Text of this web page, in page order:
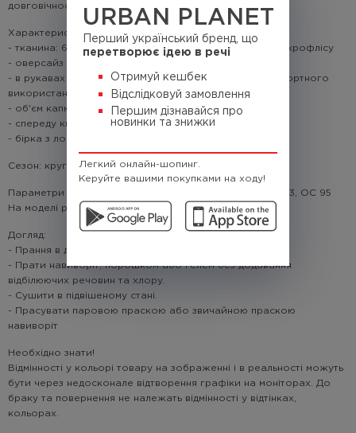
URBAN PLANET
Перший український бренд, що
перетворює ідею в речі
Отримуй кешбек
Відслідковуй замовлення
Першим дізнавайся про
новинки та знижки
Легкий онлайн-шопинг.
Керуйте вашими покупками на ходу!
довговічності і надання особливої форми виробу
Характеристики:
- тканина: 65% бавовна, 35% поліестер, 450г/м2 без мікрофлісу
- оверсайз крій
- в рукавах та знизу худі еластичний манжет для комфортного
використання
- об'єм капюшону регулюється шнурівкою
- спереду кишеня кенгуру
- бірка з лого в правому рукаві
Сезон: круглорічний
Параметри моделі: зріст: 170 см; вага 57 кг, ОГ 89, ОТ 63, ОС 95
На моделі розмір: S
Догляд:
- Прання в делікатному режимі не більше 30°C.
- Прати навиворіт, порошком або гелем без додавання
відбілюючих речовин та хлору.
- Сушити в підвішеному стані.
- Прасувати паровою праскою або звичайною праскою
навиворіт
Необхідно знати!
Відмінності у кольорі товару на зображенні і в реальності можуть
бути через недосконале відтворення графіки на моніторах. До
браку та повернення не належать відмінності у відтінках,
кольорах.